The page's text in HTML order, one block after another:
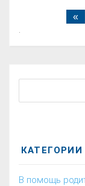
«
.
КАТЕГОРИИ
В помощь